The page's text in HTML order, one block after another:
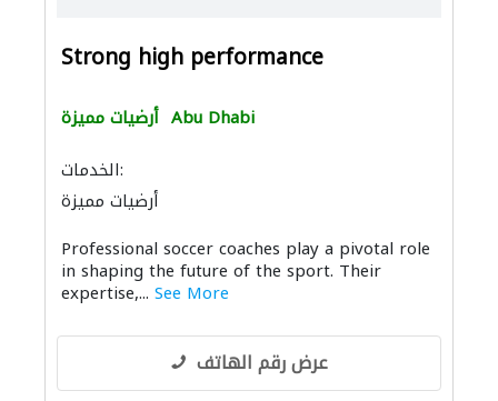
Strong high performance
أرضيات مميزة Abu Dhabi
الخدمات:
أرضيات مميزة
Professional soccer coaches play a pivotal role
in shaping the future of the sport. Their
expertise,... See More
عرض رقم الهاتف